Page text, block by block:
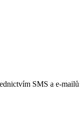
SMS a e-mailů